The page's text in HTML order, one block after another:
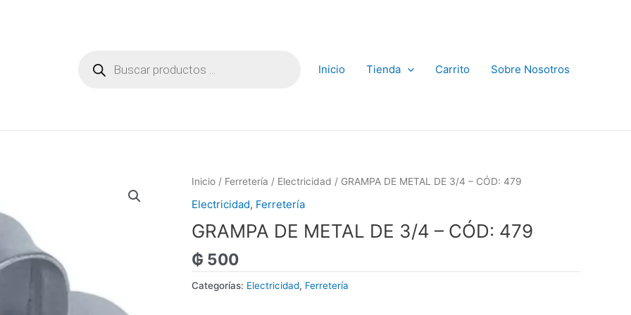
productos Inicio Tienda Carrito Sobre Nosotros
Inicio / Ferretería / Electricidad / GRAMPA DE METAL DE 3/4 – CÓD: 479
Electricidad, Ferretería
GRAMPA DE METAL DE 3/4 – CÓD: 479
₲ 500
Categorías: Electricidad, Ferretería